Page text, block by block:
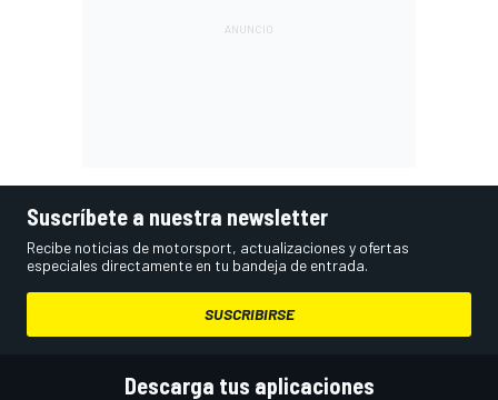
Suscríbete a nuestra newsletter
Recibe noticias de motorsport, actualizaciones y ofertas
especiales directamente en tu bandeja de entrada.
SUSCRIBIRSE
Descarga tus aplicaciones